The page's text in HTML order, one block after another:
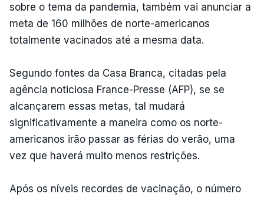
sobre o tema da pandemia, também vai anunciar a
meta de 160 milhões de norte-americanos
totalmente vacinados até a mesma data.
Segundo fontes da Casa Branca, citadas pela
agência noticiosa France-Presse (AFP), se se
alcançarem essas metas, tal mudará
significativamente a maneira como os norte-
americanos irão passar as férias do verão, uma
vez que haverá muito menos restrições.
Após os níveis recordes de vacinação, o número